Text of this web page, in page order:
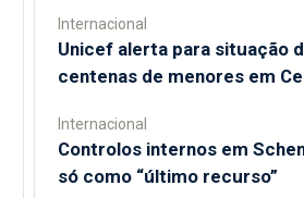
Internacional
Unicef alerta para situação
centenas de menores em
Internacional
Controlos internos em
só como “último recurso”